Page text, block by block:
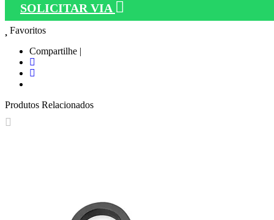
SOLICITAR VIA
Favoritos
Compartilhe |
Produtos Relacionados